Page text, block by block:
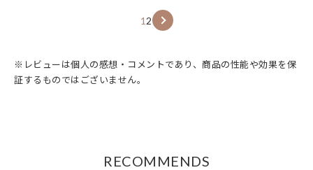
1 2
※レビューは個人の感想・コメントであり、商品の性能や効果を保
証するものではございません。
RECOMMENDS